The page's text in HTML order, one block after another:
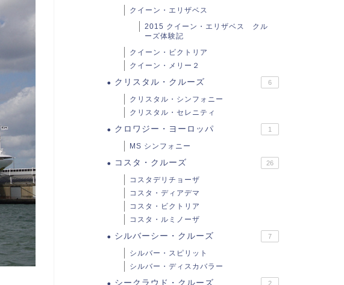
クイーン・エリザベス
2015 クイーン・エリザベス クル
ーズ体験記
クイーン・ビクトリア
クイーン・メリー２
クリスタル・クルーズ 6
クリスタル・シンフォニー
クリスタル・セレニティ
クロワジー・ヨーロッパ 1
MS シンフォニー
コスタ・クルーズ 26
コスタデリチョーザ
コスタ・ディアデマ
コスタ・ビクトリア
コスタ・ルミノーザ
シルバーシー・クルーズ 7
シルバー・スピリット
シルバー・ディスカバラー
シークラウド・クルーズ 2